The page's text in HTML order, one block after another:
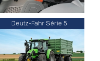
Deutz-Fahr Série 5